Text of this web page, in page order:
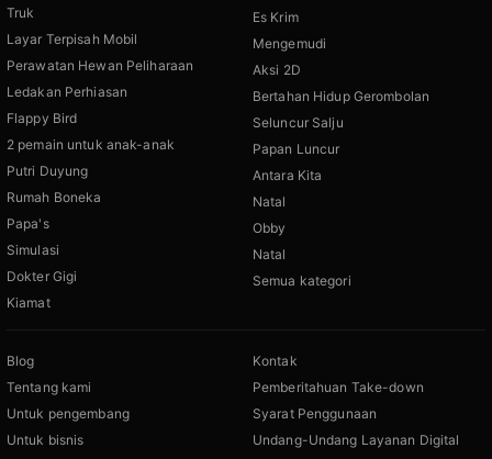
Truk
Layar Terpisah Mobil
Perawatan Hewan Peliharaan
Ledakan Perhiasan
Flappy Bird
2 pemain untuk anak-anak
Putri Duyung
Rumah Boneka
Papa's
Simulasi
Dokter Gigi
Kiamat
Es Krim
Mengemudi
Aksi 2D
Bertahan Hidup Gerombolan
Seluncur Salju
Papan Luncur
Antara Kita
Natal
Obby
Natal
Semua kategori
Blog
Tentang kami
Untuk pengembang
Untuk bisnis
Kontak
Pemberitahuan Take-down
Syarat Penggunaan
Undang-Undang Layanan Digital